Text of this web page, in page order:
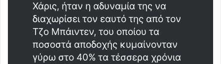
Χάρις, ήταν η αδυναμία της να
διαχωρίσει τον εαυτό της από τον
Τζο Μπάιντεν, του οποίου τα
ποσοστά αποδοχής κυμαίνονταν
γύρω στο 40% τα τέσσερα χρόνια